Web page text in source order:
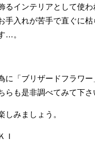
るインテリアとして使わ
手入れが苦手で直ぐに枯
…。
に「ブリザードフラワ
らも是非調べてみて下さ
しみましょう。
Ｉ